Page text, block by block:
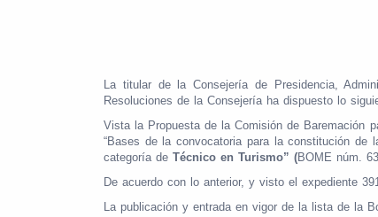
La titular de la Consejería de Presidencia,
Resoluciones de la Consejería ha dispuesto lo
Vista la Propuesta de la Comisión de Baremación
“Bases de la convocatoria para la constitución de
categoría de Técnico en Turismo” (BOME núm.
De acuerdo con lo anterior, y visto el expediente
La publicación y entrada en vigor de la lista de la